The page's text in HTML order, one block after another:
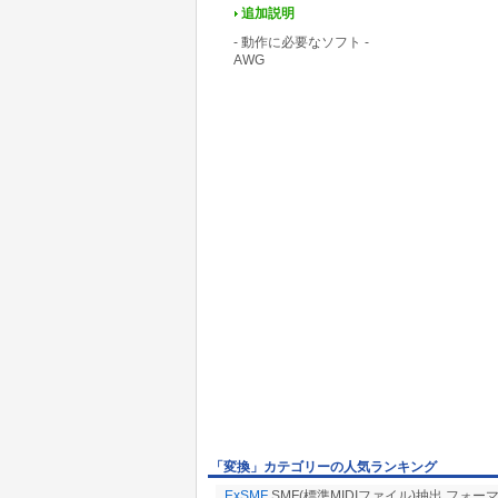
追加説明
- 動作に必要なソフト -
AWG
「変換」カテゴリーの人気ランキング